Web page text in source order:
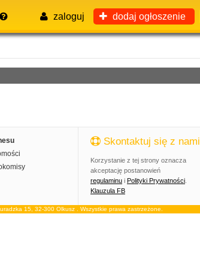
zaloguj dodaj ogłoszenie
Skontaktuj się z nami
Korzystanie z tej strony oznacza
akceptację postanowień
regulaminu i Polityki Prywatności
Klauzula FB
15, 32-300 Olkusz . Wszystkie prawa zastrzeżone.